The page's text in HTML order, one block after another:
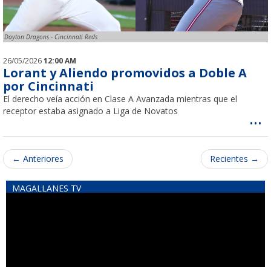
Dayton Dragons - Cincinnati Reds
26/05/202612:00 AM
Lorant y Aliendo promovidos a Doble A
por Cincinnati
El derecho veía acción en Clase A Avanzada mientras que el
receptor estaba asignado a Liga de Novatos
...
← Anteriores Recientes →
MAGALLANES TV